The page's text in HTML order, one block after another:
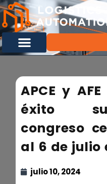
APCE y
éxito
congreso
al 6 de julio
julio 10, 2024